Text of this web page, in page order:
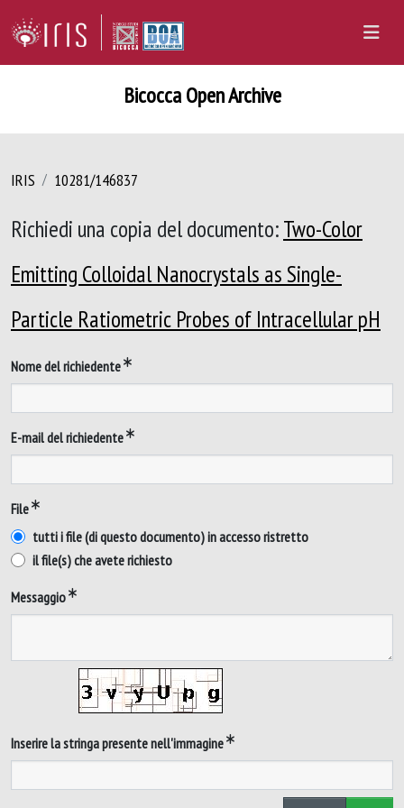
Bicocca Open Archive
IRIS 10281/146837
Richiedi una copia del documento:Two-Color
Emitting Colloidal Nanocrystals as Single-
Particle Ratiometric Probes of Intracellular pH
Nome del richiedente
E-mail del richiedente
File
tutti i file (di questo documento) in accesso ristretto
il file(s) che avete richiesto
Messaggio
Inserire la stringa presente nell'immagine